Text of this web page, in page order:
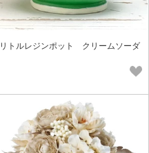
リトルレジンポット クリームソーダ